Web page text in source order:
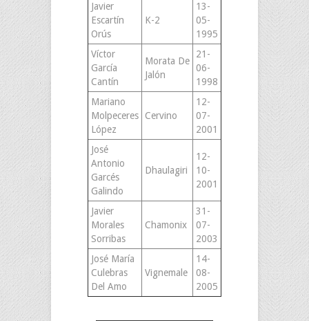
Javier
Escartín
Orús
K-2
13-
05-
1995
Víctor
García
Cantín
Morata De
Jalón
21-
06-
1998
Mariano
Molpeceres
López
Cervino
12-
07-
2001
José
Antonio
Garcés
Galindo
Dhaulagiri
12-
10-
2001
Javier
Morales
Sorribas
Chamonix
31-
07-
2003
José María
Culebras
Del Amo
Vignemale
14-
08-
2005